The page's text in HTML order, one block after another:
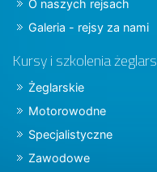
O naszych rejsach
Galeria - rejsy za nami
Kursy i szkolenia
Żeglarskie
Motorowodne
Specjalistyczne
Zawodowe